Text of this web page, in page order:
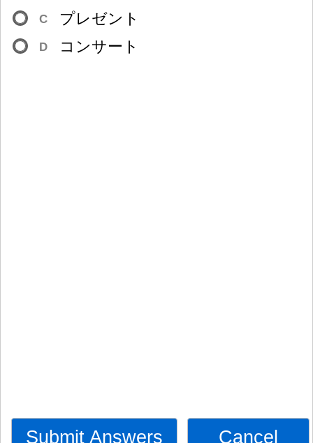
C プレゼント
D コンサート
Submit Answers Cancel